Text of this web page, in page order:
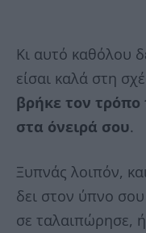
Κι αυτό καθόλου
είσαι καλά στη
βρήκε τον
στα όνειρά σου.
Ξυπνάς λοιπόν,
δει στον ύπνο
σε ταλαιπώρησε,